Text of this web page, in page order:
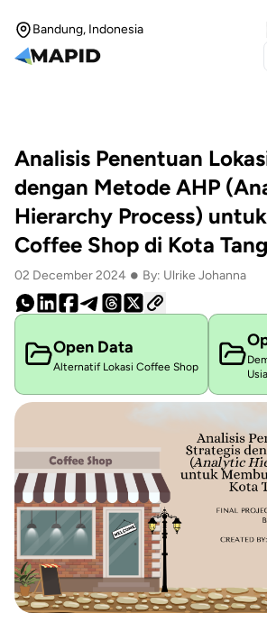
Bandung, Indonesia
Analisis Penentuan
dengan Metode AHP
Hierarchy Process)
Coffee Shop di Kota
02 December 2024 • By: Ulrike Johanna
Open Data
Alternatif Lokasi Coffee Shop